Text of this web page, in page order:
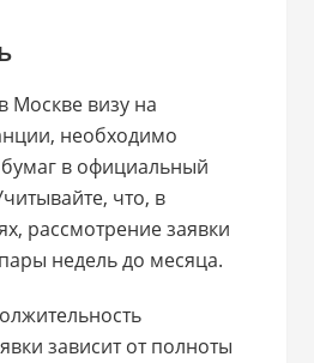
Москве визу на
необходимо
в официальный
что, в
рассмотрение заявки
недель до месяца.
зависит от полноты